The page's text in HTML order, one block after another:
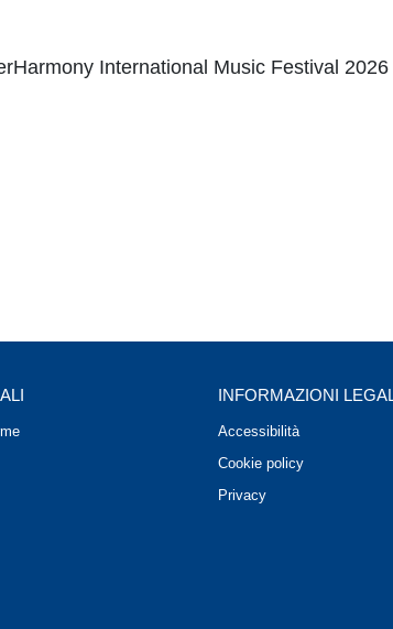
International Music Festival
INFORMAZIONI
Accessibilità
Cookie policy
Privacy